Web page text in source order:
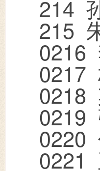
214
215
0216
0217
0218
0219
0220
0221